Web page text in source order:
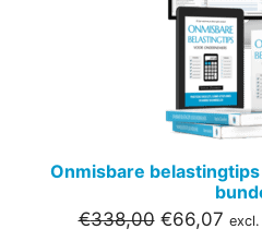
Onmisbare
€338,00 €66,07